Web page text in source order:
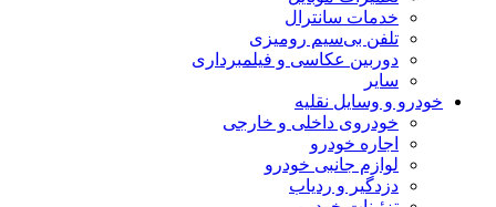
خدمات سانترال
تلفن بی‌سیم رومیزی
دوربین عکاسی و فیلمبرداری
سایر
خودرو و وسایل نقلیه
خودروی داخلی و خارجی
اجاره خودرو
لوازم جانبی خودرو
دزدگیر و ردیاب